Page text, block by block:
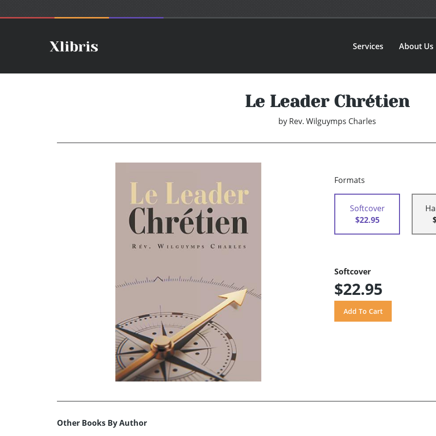
Services About Us
Le Leader Chrétien
by Rev. Wilguymps Charles
Formats
Softcover
$22.95
Softcover
$22.95
Other Books By Author